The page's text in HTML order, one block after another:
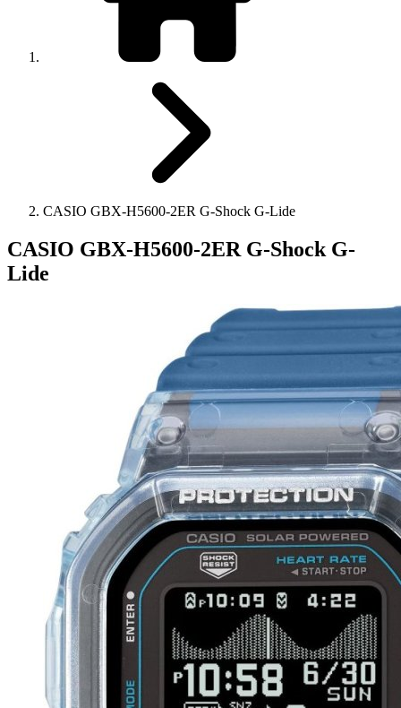
CASIO GBX-H5600-2ER G-Shock G-Lide
CASIO GBX-H5600-2ER G-Shock G-
Lide